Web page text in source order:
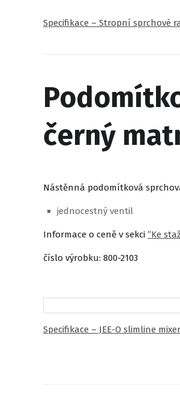
Specifikace – Stropní sprchové
černý
Nástěnná podomítková
jednocestný ventil
Informace o ceně v sekci ”Ke
číslo výrobku: 800-2103
Specifikace – JEE-O slimline